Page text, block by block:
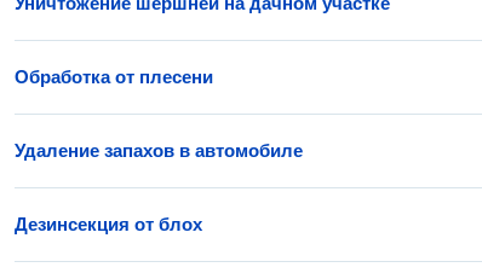
Обработка от плесени
Удаление запахов в автомобиле
Дезинсекция от блох